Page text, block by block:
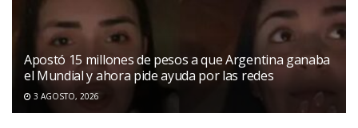
Apostó 15 millones de pesos a que Argentina ganaba
el Mundial y ahora pide ayuda por las redes
3 AGOSTO, 2026